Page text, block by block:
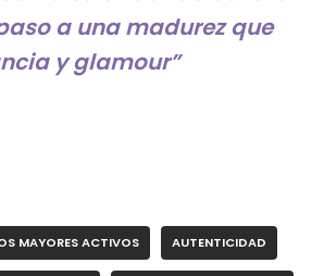
a una madurez que
y glamour”
MAYORES ACTIVOS AUTENTICIDAD